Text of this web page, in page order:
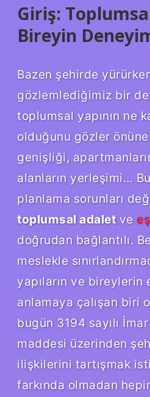
Giriş:
Bireyin
Bazen şehirde
gözlemlediğimiz bir
toplumsal yapının ne
olduğunu gözler
genişliği,
alanların yerleşimi…
planlama sorunları
toplumsal adaletve
doğrudan bağlantılı.
meslekle
yapıların ve
anlamaya çalışan biri
bugün 3194 sayılı
maddesi üzerinden
ilişkilerini tartışmak
farkında olmadan